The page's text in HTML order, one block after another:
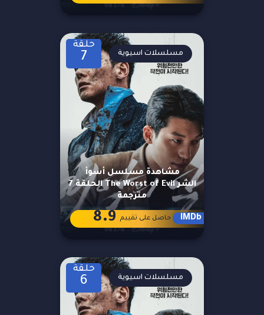
حلقة
7
مشاهدة مسلسل أسوأ
الشر The Worst of Evil الحلقة 7
مترجمة
مسلسلات اسيوية
IMDb حاصل على تقييم 8.9
حلقة
6 مسلسلات اسيوية